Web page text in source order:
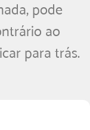
pode
ao
para trás.